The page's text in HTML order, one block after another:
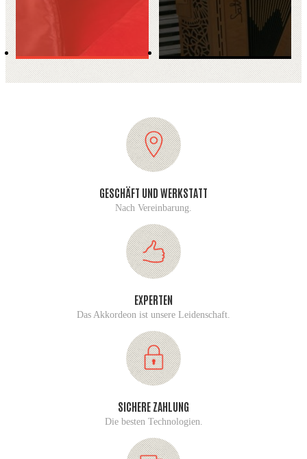
GESCHÄFT UND WERKSTATT
Nach Vereinbarung.
EXPERTEN
Das Akkordeon ist unsere Leidenschaft.
SICHERE ZAHLUNG
Die besten Technologien.